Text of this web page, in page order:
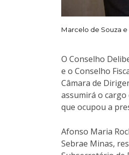
Marcelo de Souza
O Conselho
e o Conselho
Câmara de
assumirá o cargo
que ocupou a
Afonso Maria
Sebrae Minas,